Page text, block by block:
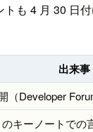
も 4 月 30 日
出来事
（Developer
キーノートでの